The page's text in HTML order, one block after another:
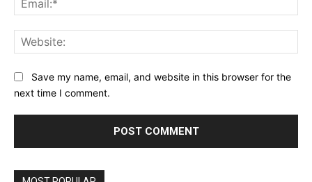
Save my name, email, and website in this browser for the
next time I comment.